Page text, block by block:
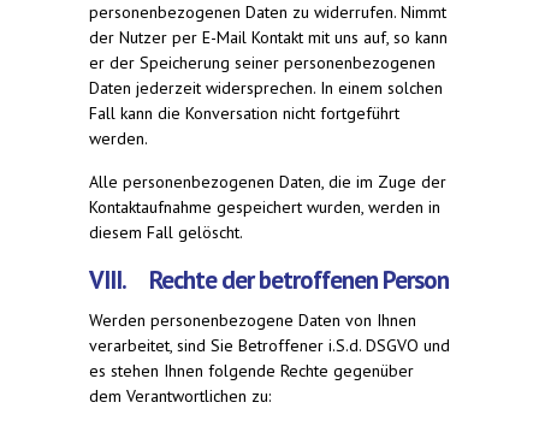
personenbezogenen Daten zu widerrufen. Nimmt
der Nutzer per E-Mail Kontakt mit uns auf, so kann
er der Speicherung seiner personenbezogenen
Daten jederzeit widersprechen. In einem solchen
Fall kann die Konversation nicht fortgeführt
werden.
Alle personenbezogenen Daten, die im Zuge der
Kontaktaufnahme gespeichert wurden, werden in
diesem Fall gelöscht.
VIII. Rechte der betroffenen Person
Werden personenbezogene Daten von Ihnen
verarbeitet, sind Sie Betroffener i.S.d. DSGVO und
es stehen Ihnen folgende Rechte gegenüber
dem Verantwortlichen zu: